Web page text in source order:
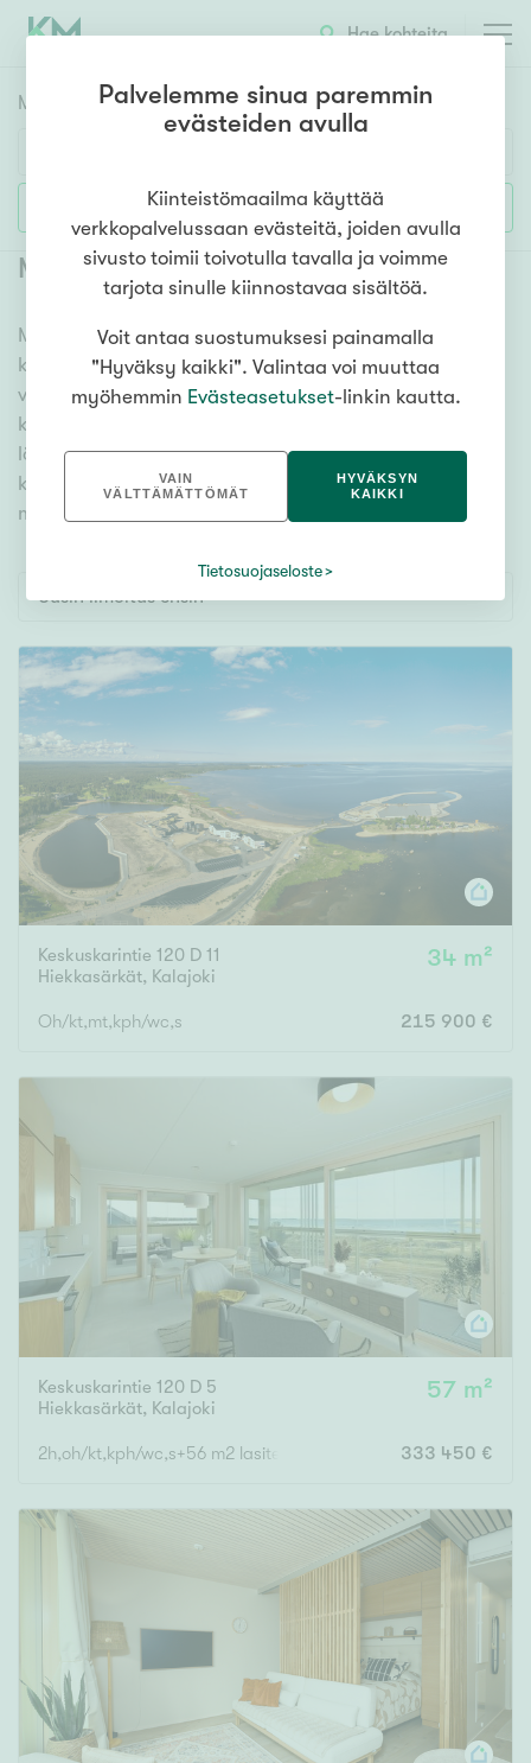
Hae kohteita
Myyntikohteet
Huoneluku
1h 2h 3h 4h 5h+
Asuntotyyppi
Kerros-/luhtitalo
Rivitalo/paritalo
Omakoti-/erillistalo
Maa- tai metsätila
Vapaa-ajan asunto
Autotalli
Muut
Hinta
000 000 €
Pinta-ala
Asuinpinta-ala Kokonaispinta-ala
Rakennusvuosi
Uudiskohteet
Vain uudiskohteet Ei uudiskohteita
Arvokohteet
Vain arvokohteet Ei arvokohteita
Kunto
Välttävä
Ominaisuudet
Hissi
Lisää hakuehtoja
Myytävät uudiskohteet Kalajoki (17
Meiltä löydät myytävät uudiskohteet Kalajoki, kun
kaipaat muuttovalmista asuntoa ja helppoa asumista
vuosiksi. Lukuisat vaihtoehdot ja erittäin kattava
kiinteistönvälittäjien verkosto varmistavat, että
löydämme sinulle unelmien uuden kodin. Katso alta
kaikki myytävät uudiskohteet Kalajoki ja valitse
mieleisesi. Meiltä löydät unelmiesi uudisasunnon!
Uusin ilmoitus ensin
Keskuskarintie 120 D 11
Hiekkasärkät, Kalajoki
34 m²
Oh/kt,mt,kph/wc,s 215 900 €
Keskuskarintie 120 D 5
Hiekkasärkät, Kalajoki
57 m²
2h,oh/kt,kph/wc,s+56 m2 lasitettu parveke 333 450 €
Palvelemme sinua paremmin
evästeiden avulla
Kiinteistömaailma käyttää
verkkopalvelussaan evästeitä, joiden avulla
sivusto toimii toivotulla tavalla ja voimme
tarjota sinulle kiinnostavaa sisältöä.
Voit antaa suostumuksesi painamalla
"Hyväksy kaikki". Valintaa voi muuttaa
myöhemmin Evästeasetukset-linkin kautta.
VAIN
VÄLTTÄMÄTTÖMÄT
HYVÄKSYN
KAIKKI
Tietosuojaseloste